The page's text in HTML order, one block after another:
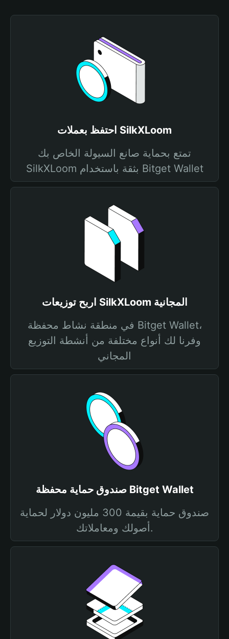
احتفظ بعملات SilkXLoom
تمتع بحماية صانع السيولة الخاص بك
SilkXLoom بثقة باستخدام Bitget Wallet
اربح توزيعات SilkXLoom المجانية
في منطقة نشاط محفظة Bitget Wallet،
وفرنا لك أنواع مختلفة من أنشطة التوزيع
المجاني
صندوق حماية محفظة Bitget Wallet
صندوق حماية بقيمة 300 مليون دولار لحماية
أصولك ومعاملاتك.